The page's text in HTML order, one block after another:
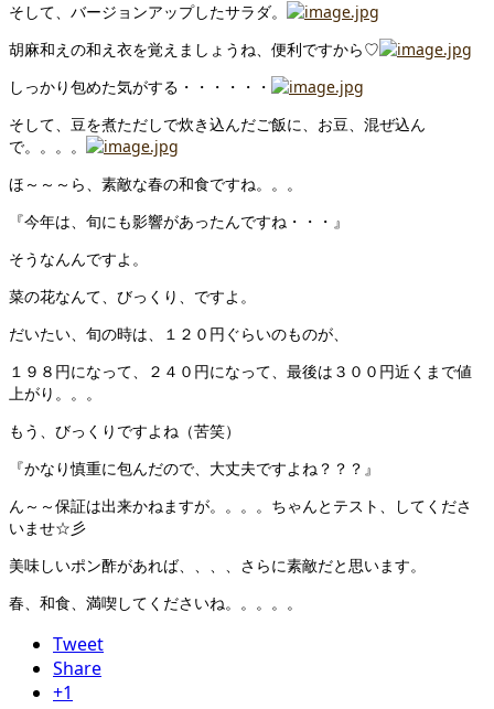
そして、バージョンアップしたサラダ。
胡麻和えの和え衣を覚えましょうね、便利ですから♡
しっかり包めた気がする・・・・・・
そして、豆を煮ただしで炊き込んだご飯に、お豆、混ぜ込ん
で。。。。
ほ～～～ら、素敵な春の和食ですね。。。
『今年は、旬にも影響があったんですね・・・』
そうなんんですよ。
菜の花なんて、びっくり、ですよ。
だいたい、旬の時は、１２０円ぐらいのものが、
１９８円になって、２４０円になって、最後は３００円近くまで値
上がり。。。
もう、びっくりですよね（苦笑）
『かなり慎重に包んだので、大丈夫ですよね？？？』
ん～～保証は出来かねますが。。。。ちゃんとテスト、してくださ
いませ☆彡
美味しいポン酢があれば、、、、さらに素敵だと思います。
春、和食、満喫してくださいね。。。。。
Tweet
Share
+1